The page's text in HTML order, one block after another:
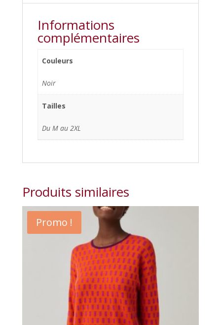
Informations
complémentaires
Couleurs
Noir
Tailles
Du M au 2XL
Produits similaires
Promo !